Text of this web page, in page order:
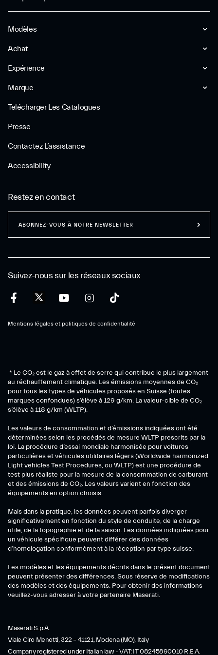
Modèles
Achat
Expérience
Marque
Telécharger Les Catalogues
Presse
Contactez L’assistance
Accessibility
Suivez-nous sur les réseaux sociaux
Mentions légales et politiques de confidentialité
Restez en contact
ABONNEZ-VOUS À NOTRE NEWSLETTER
* Le CO₂ est le gaz à effet de serre qui contribue le plus largement
au réchauffement climatique. Les émissions moyennes de CO₂
pour tous les types de véhicules proposés en Suisse (toutes
marques confondues) s’élève à 129 g/km. La valeur-cible de CO₂
s’élève à 118 g/km (WLTP).
Les valeurs de consommation et d’émissions indiquées ont été
déterminées selon les procédés de mesure WLTP prescrits par la
loi. La procédure d’essai mondiale harmonisée pour voitures
particulières et véhicules utilitaires légers (Worldwide harmonized
Light vehicles Test Procedures, ou WLTP) est une procédure de
test plus réaliste pour la mesure de la consommation de carburant
et des émissions de CO₂. Les valeurs varient en fonction des
équipements en option choisis.
Mais dans la pratique, les données peuvent parfois diverger
significativement en fonction du style de conduite, de la charge
utile, de la topographie et de la saison. Les données indiquées pour
un véhicule spécifique peuvent différer des données
d’homologation conformément à la réception par type suisse.
Les modèles et les équipements décrits dans le présent document
peuvent présenter des différences. Sous réserve de modifications
des modèles et des équipements. Pour obtenir des informations
veuillez-vous adresser à votre partenaire Maserati.
Maserati S.p.A.
Viale Ciro Menotti, 322 – 41121, Modena (MO), Italy
Company registered under Italian law - VAT: IT 08245890010 R.E.A.